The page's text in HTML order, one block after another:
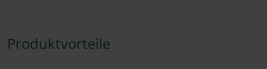
Produktvorteile